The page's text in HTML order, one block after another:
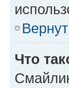
Что